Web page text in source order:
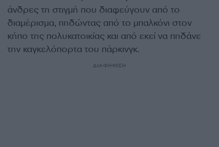
άνδρες τη στιγμή που διαφεύγουν από το
διαμέρισμα, πηδώντας από το μπαλκόνι στον
κήπο της πολυκατοικίας και από εκεί να πηδάνε
την καγκελόπορτα του πάρκινγκ.
ΔΙΑΦΗΜΙΣΗ